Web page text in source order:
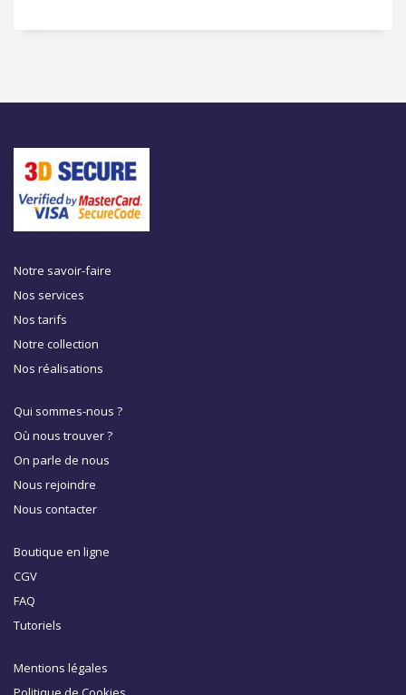
Notre savoir-faire
Nos services
Nos tarifs
Notre collection
Nos réalisations
Qui sommes-nous ?
Où nous trouver ?
On parle de nous
Nous rejoindre
Nous contacter
Boutique en ligne
CGV
FAQ
Tutoriels
Mentions légales